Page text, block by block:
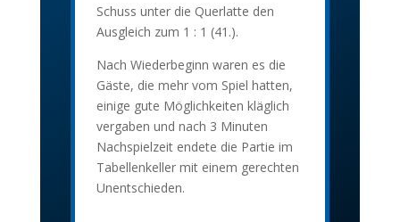
Schuss unter die Querlatte den
Ausgleich zum 1 : 1 (41.).
Nach Wiederbeginn waren es die
Gäste, die mehr vom Spiel hatten,
einige gute Möglichkeiten kläglich
vergaben und nach 3 Minuten
Nachspielzeit endete die Partie im
Tabellenkeller mit einem gerechten
Unentschieden.